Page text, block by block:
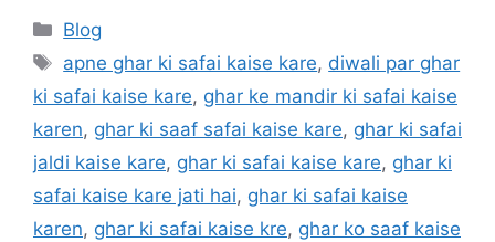
c
e
b
o
o
k
o
d
o
n
l
e
Categories
Blog
Tags
apne ghar ki safai kaise kare, diwali par ghar
ki safai kaise kare, ghar ke mandir ki safai kaise
karen, ghar ki saaf safai kaise kare, ghar ki safai
jaldi kaise kare, ghar ki safai kaise kare, ghar ki
safai kaise kare jati hai, ghar ki safai kaise
karen, ghar ki safai kaise kre, ghar ko saaf kaise